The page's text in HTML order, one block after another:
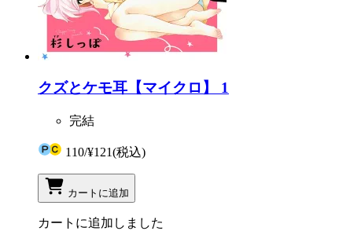
クズとケモ耳【マイクロ】 1
完結
110/¥121(税込)
カートに追加
カートに追加しました